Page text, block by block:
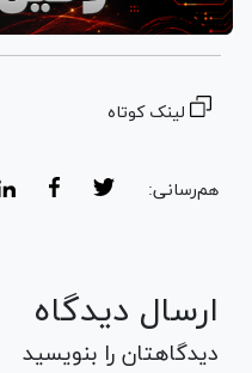
لینک کوتاه
هم‌رسانی:
ارسال دیدگاه
دیدگاهتان را بنویسید